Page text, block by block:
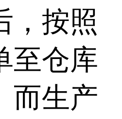
，按照
至仓库
而生产